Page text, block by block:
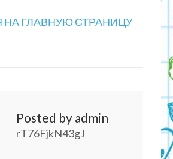
НА ГЛАВНУЮ СТРАНИЦУ
Posted by admin
rT76FjkN43gJ